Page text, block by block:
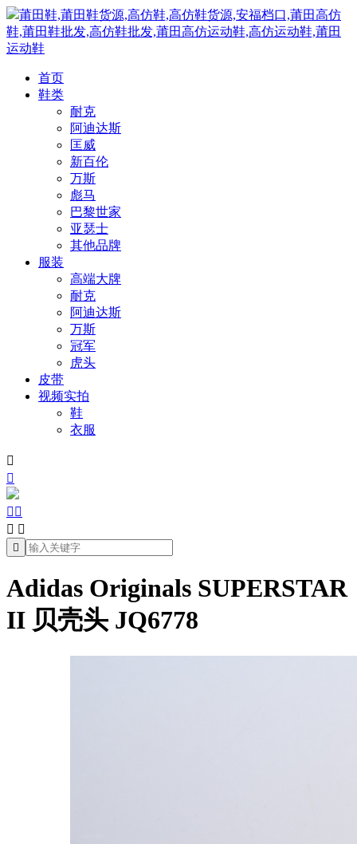
莆田鞋,莆田鞋货源,高仿鞋,高仿鞋货源,安福档口,莆田高仿
鞋,莆田鞋批发,高仿鞋批发,莆田高仿运动鞋,高仿运动鞋,莆田
运动鞋
首页
鞋类
耐克
阿迪达斯
匡威
新百伦
万斯
彪马
巴黎世家
亚瑟士
其他品牌
服装
高端大牌
耐克
阿迪达斯
万斯
冠军
虎头
皮带
视频实拍
鞋
衣服


 
 

Adidas Originals SUPERSTAR
II 贝壳头 JQ6778